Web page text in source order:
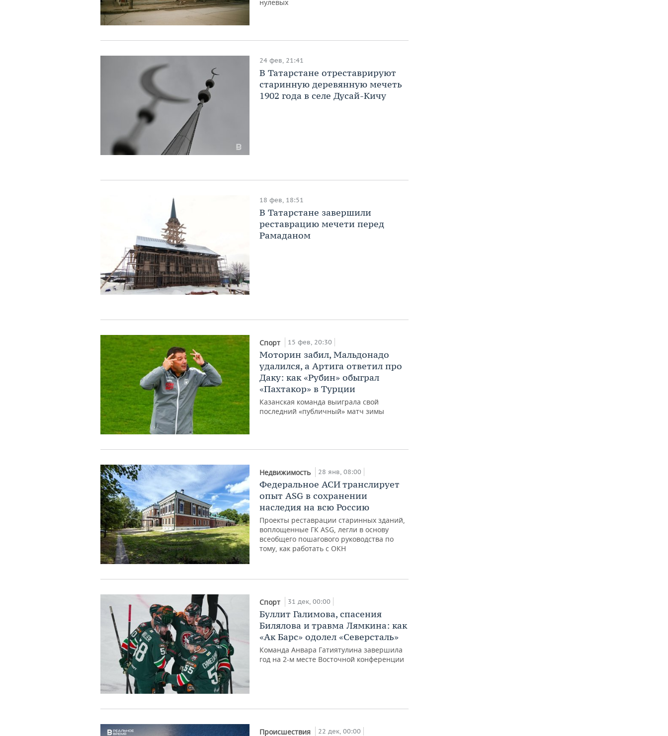
нулевых
24 фев, 21:41
В Татарстане отреставрируют
старинную деревянную мечеть
1902 года в селе Дусай‑Кичу
18 фев, 18:51
В Татарстане завершили
реставрацию мечети перед
Рамаданом
Спорт 15 фев, 20:30
Моторин забил, Мальдонадо
удалился, а Артига ответил про
Даку: как «Рубин» обыграл
«Пахтакор» в Турции
Казанская команда выиграла свой
последний «публичный» матч зимы
Недвижимость 28 янв, 08:00
Федеральное АСИ транслирует
опыт ASG в сохранении
наследия на всю Россию
Проекты реставрации старинных зданий,
воплощенные ГК ASG, легли в основу
всеобщего пошагового руководства по
тому, как работать с ОКН
Спорт 31 дек, 00:00
Буллит Галимова, спасения
Билялова и травма Лямкина: как
«Ак Барс» одолел «Северсталь»
Команда Анвара Гатиятулина завершила
год на 2-м месте Восточной конференции
Происшествия 22 дек, 00:00